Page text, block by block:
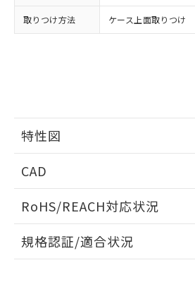
取りつけ方法 ケース上面取りつけ
特性図
開閉容量
CAD
ドすることができます。
ログイン/会員登
RoHS/REACH対応状況
EU RoHS 注意事項・凡例
規格認証/適合状況
品・サービスに関する
引・商談に必要な範囲
下記の非含有証明書をダウ
とができます。
また、RoHS指令のフタル酸
物質の対応では、対応完了ま
荷製品に未対応品が混在する
既に当社にて対応品への在
していることから、特段のこ
り、2022年1月12日より割愛
合意する